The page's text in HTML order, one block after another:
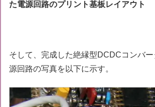
た電源回路のプリント基板レイアウト
そして、完成した絶縁型DCDCコンバ
源回路の写真を以下に示す。